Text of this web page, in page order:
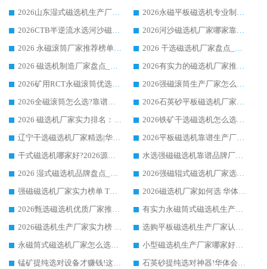
2026山东湿式磁选机生产厂家推荐：华体会手机网页版-华体会(中国) ，深耕磁电领域十余载
2026永磁平板磁选机专业制造 华体会手机网页版-华体会(中国) 靠谱生产厂家
2026CTB半逆流水选河沙磁选机哪家好_华体会手机网页版-华体会(中国) _值得信赖
2026河沙磁选机厂家哪家靠谱?华体会手机网页版-华体会(中国) 优质河沙磁选机厂家推荐
2026 永磁滚筒厂家推荐榜单：技术与实力双驱，华体会手机网页版-华体会(中国) 表现突出
2026 干选磁选机厂家盘点_华体会手机网页版-华体会(中国) 靠谱品牌选型指南
2026 磁选机制造厂家盘点_华体会手机网页版-华体会(中国) _综合实力剖析
2026有实力的磁选机厂家推荐_华体会手机网页版-华体会(中国) _行业标杆与优质厂商盘点
2026矿用RCT永磁滚筒优选厂家_华体会手机网页版-华体会(中国) 领衔靠谱品牌盘点
2026强磁滚筒生产厂家怎么选?行业口碑推荐华体会手机网页版-华体会(中国)
2026全磁滚筒怎么选?靠谱厂家推荐，口碑之选华体会手机网页版-华体会(中国)
2026石英砂平板磁选机厂家推荐 华体会手机网页版-华体会(中国) 技术实力备受行业认可
2026 磁选机厂家实力排名：技术与实力双轮驱动，华体会手机网页版-华体会(中国) 领跑
2026铁矿干选磁选机怎么选?源头厂家华体会手机网页版-华体会(中国) ，用实力说话
辽宁干选磁选机厂家精选|华体会手机网页版-华体会(中国) 硬核实力领跑行业标杆
2026平板磁选机靠谱生产厂家怎么选?行业标杆华体会手机网页版-华体会(中国) ，凭硬实力脱颖而出
干式磁选机哪家好?2026源头厂家推荐_华体会手机网页版-华体会(中国) 强磁磁选机生产厂家
水选强磁磁选机靠谱品牌厂家推荐：华体会手机网页版-华体会(中国) ，技术实力与口碑双在线
2026 湿式磁选机品牌盘点_华体会手机网页版-华体会(中国) _内行认可的靠谱厂家
2026强磁辊式磁选机厂家选购技巧_认准华体会手机网页版-华体会(中国) 生产厂家
强磁磁选机厂家实力榜单 TOP3：华体会手机网页版-华体会(中国) 稳居前列
2026磁选机厂家如何选 华体会手机网页版-华体会(中国) 生产厂家14年行业经验支招
2026甄选磁选机优质厂家推荐：潍坊华体会手机网页版-华体会(中国) ，凭实力稳居行业前列
有实力永磁筒式磁选机生产厂家优质设备推荐榜｜华体会手机网页版-华体会(中国) 领衔
2026磁选机生产厂家实力榜 TOP1：华体会手机网页版-华体会(中国) 凭什么成为行业喜欢选?
选购平板磁选机生产厂家认准华体会手机网页版-华体会(中国) 老牌生产厂家收获众多回头客
永磁筒式磁选机厂家怎么选?14 年老厂华体会手机网页版-华体会(中国) 凭实力出圈，这 5 大优势太圈粉
小型磁选机生产厂家哪家好?2026 年实测推荐，华体会手机网页版-华体会(中国) 十年口碑厂值得闭眼入
锰矿提纯选对设备才赚钱!这家临朐厂家的强磁辊磁选机凭啥成行业标杆?
石英砂提纯选对神器!华体会手机网页版-华体会(中国) 强磁辊式磁选机价格优势全解析(2026 实测)